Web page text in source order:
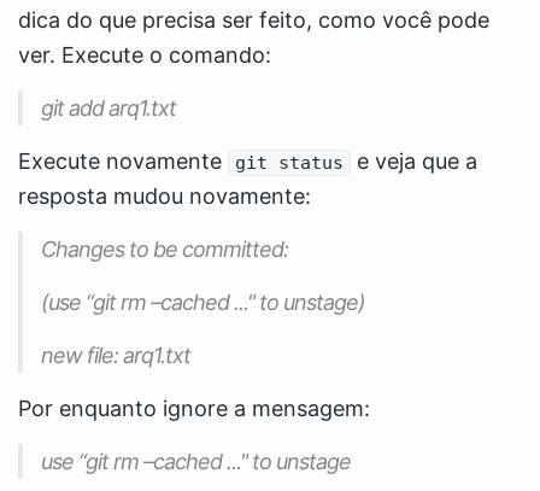
dica do que precisa ser feito, como você pode
ver. Execute o comando:
git add arq1.txt
Execute novamente git status
e veja que a
resposta mudou novamente:
Changes to be committed:
(use “git rm –cached..." to unstage)
new file: arq1.txt
Por enquanto ignore a mensagem:
use “git rm –cached..." to unstage